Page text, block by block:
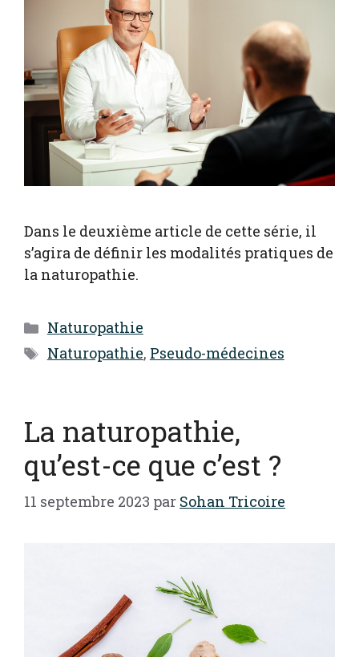
Dans le deuxième article de cette série, il
s’agira de définir les modalités pratiques de
la naturopathie.
Catégories
Naturopathie
Étiquettes
Naturopathie, Pseudo-médecines
La naturopathie,
qu’est-ce que c’est ?
11 septembre 2023 par Sohan Tricoire